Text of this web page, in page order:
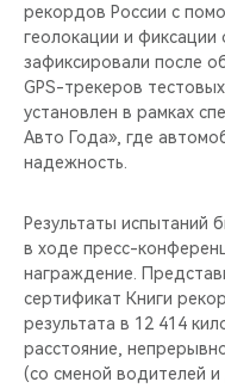
рекордов России с
геолокации и
зафиксировали после
GPS-трекеров
установлен в рамках
Авто Года», где
надежность.
Результаты испытаний
в ходе пресс-
награждение.
сертификат Книги
результата в 12 414
расстояние,
(со сменой водителей и